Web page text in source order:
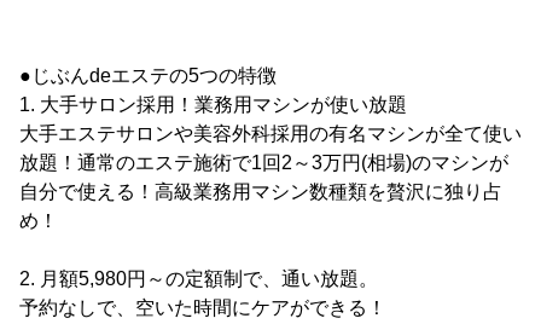
●じぶんdeエステの5つの特徴
1. 大手サロン採用！業務用マシンが使い放題
大手エステサロンや美容外科採用の有名マシンが全て使い
放題！通常のエステ施術で1回2～3万円(相場)のマシンが
自分で使える！高級業務用マシン数種類を贅沢に独り占
め！
2. 月額5,980円～の定額制で、通い放題。
予約なしで、空いた時間にケアができる！